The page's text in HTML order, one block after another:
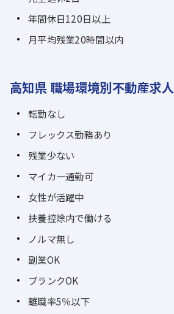
年間休日120日以上
月平均残業20時間以内
高知県 職場環境別不動産求人
転勤なし
フレックス勤務あり
残業少ない
マイカー通勤可
女性が活躍中
扶養控除内で働ける
ノルマ無し
副業OK
ブランクOK
離職率5％以下